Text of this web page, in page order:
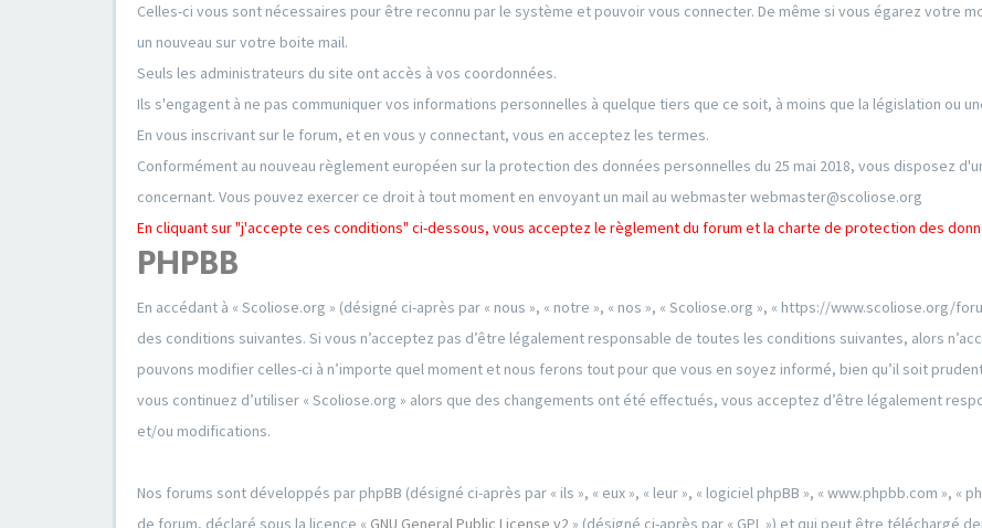
Celles-ci vous sont nécessaires pour être reconnu par le système et pouvoir vous connecter. De même si vous égarez votre
un nouveau sur votre boite mail.
Seuls les administrateurs du site ont accès à vos coordonnées.
Ils s'engagent à ne pas communiquer vos informations personnelles à quelque tiers que ce soit, à moins que la législation ou
En vous inscrivant sur le forum, et en vous y connectant, vous en acceptez les termes.
Conformément au nouveau règlement européen sur la protection des données personnelles du 25 mai 2018, vous disposez
concernant. Vous pouvez exercer ce droit à tout moment en envoyant un mail au webmaster webmaster@scoliose.org
En cliquant sur "j'accepte ces conditions" ci-dessous, vous acceptez le règlement du forum et la charte de protection des
PHPBB
En accédant à « Scoliose.org » (désigné ci-après par « nous », « notre », « nos », « Scoliose.org », « https://www.scoliose.org/
des conditions suivantes. Si vous n’acceptez pas d’être légalement responsable de toutes les conditions suivantes, alors
pouvons modifier celles-ci à n’importe quel moment et nous ferons tout pour que vous en soyez informé, bien qu’il soit
vous continuez d’utiliser « Scoliose.org » alors que des changements ont été effectués, vous acceptez d’être légalement
et/ou modifications.
Nos forums sont développés par phpBB (désigné ci-après par « ils », « eux », « leur », « logiciel phpBB », « www.phpbb.com », «
de forum, déclaré sous la licence « GNU General Public License v2 » (désigné ci-après par « GPL ») et qui peut être téléchargé